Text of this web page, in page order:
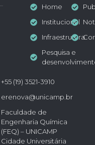
Home
Institucional
Infraestrutura
Pesquisa e
+55 (19) 3521-3910
erenova@unicamp.br
Faculdade de
Engenharia Química
(FEQ) – UNICAMP
Cidade Universitária